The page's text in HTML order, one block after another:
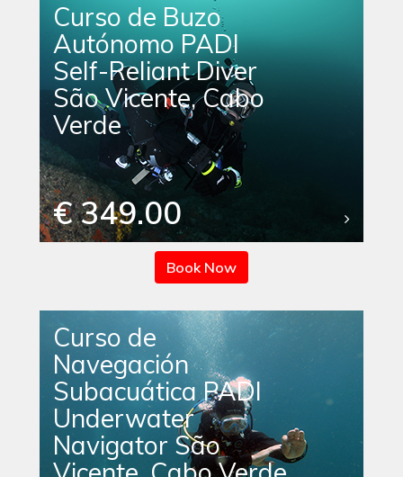
Curso de Buzo
Autónomo PADI
Self-Reliant Diver
São Vicente, Cabo
Verde
€ 349.00
Book Now
Curso de
Navegación
Subacuática PADI
Underwater
Navigator São